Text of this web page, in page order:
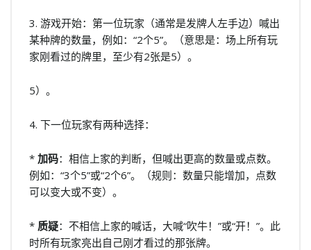
3. 游戏开始：第一位玩家（通常是发牌人左手边）喊出
某种牌的数量，例如：“2个5”。（意思是：场上所有玩
家刚看过的牌里，至少有2张是5）。
5）。
4. 下一位玩家有两种选择：
* 加码：相信上家的判断，但喊出更高的数量或点数。
例如：“3个5”或“2个6”。（规则：数量只能增加，点数
可以变大或不变）。
* 质疑：不相信上家的喊话，大喊“吹牛！”或“开！”。此
时所有玩家亮出自己刚才看过的那张牌。